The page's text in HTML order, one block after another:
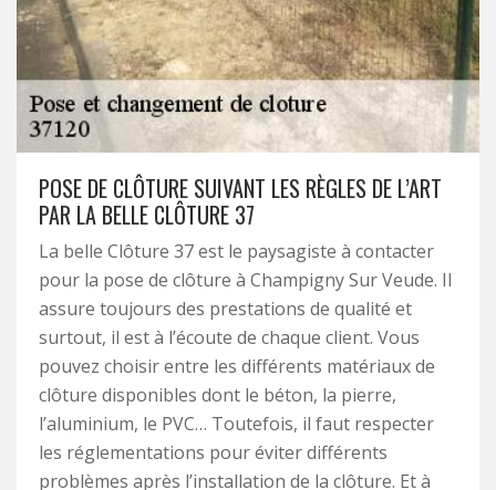
POSE DE CLÔTURE SUIVANT LES RÈGLES DE L’ART
PAR LA BELLE CLÔTURE 37
La belle Clôture 37 est le paysagiste à contacter
pour la pose de clôture à Champigny Sur Veude. Il
assure toujours des prestations de qualité et
surtout, il est à l’écoute de chaque client. Vous
pouvez choisir entre les différents matériaux de
clôture disponibles dont le béton, la pierre,
l’aluminium, le PVC… Toutefois, il faut respecter
les réglementations pour éviter différents
problèmes après l’installation de la clôture. Et à